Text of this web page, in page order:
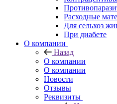
Расходные
Для сельхоз
При диабете
О компании
Назад
О компании
О компании
Новости
Отзывы
Реквизиты